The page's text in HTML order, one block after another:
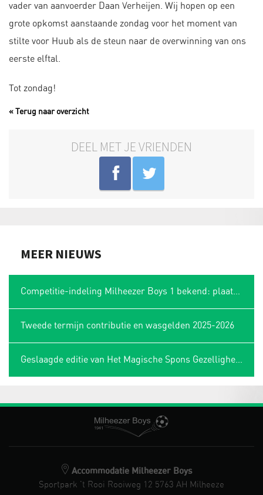
vader van aanvoerder Daan Verheijen. Wij hopen op een
grote opkomst aanstaande zondag voor het moment van
stilte voor Huub als de steun naar de overwinning van ons
eerste elftal.
Tot zondag!
« Terug naar overzicht
DEEL MET JE VRIENDEN
MEER NIEUWS
Tweede termijn contributie en wasgelden 2025-2026
Accommodatie Milheezer Boys
Sportpark 't Rooi Rooiweg 12 5763 AH Milheeze